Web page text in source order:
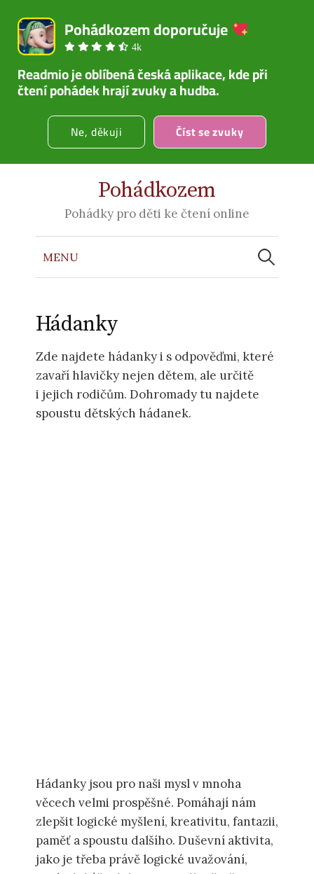
Pohádkozem doporučuje
4k
Readmio je oblíbená česká aplikace, kde při
čtení pohádek hrají zvuky a hudba.
Číst se zvuky
Ne, děkuji
Pohádkozem
Pohádky pro děti ke čtení online
MENU
Hádanky
Zde najdete hádanky i s odpověďmi, které
zavaří hlavičky nejen dětem, ale určitě
i jejich rodičům. Dohromady tu najdete
spoustu dětských hádanek.
Hádanky jsou pro naši mysl v mnoha
věcech velmi prospěšné. Pomáhají nám
zlepšit logické myšlení, kreativitu, fantazii,
paměť a spoustu dalšího. Duševní aktivita,
jako je třeba právě logické uvažování,